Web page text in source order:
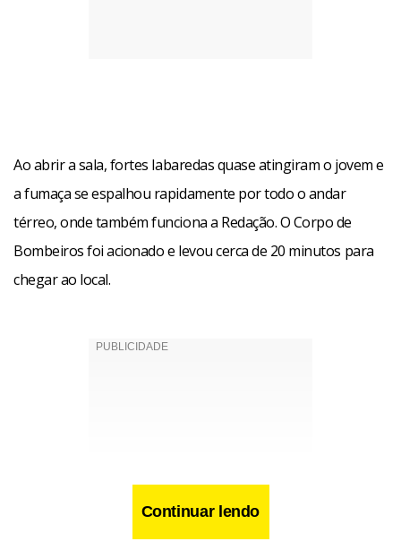
Ao abrir a sala, fortes labaredas quase atingiram o jovem e
a fumaça se espalhou rapidamente por todo o andar
térreo, onde também funciona a Redação. O Corpo de
Bombeiros foi acionado e levou cerca de 20 minutos para
chegar ao local.
Continuar lendo